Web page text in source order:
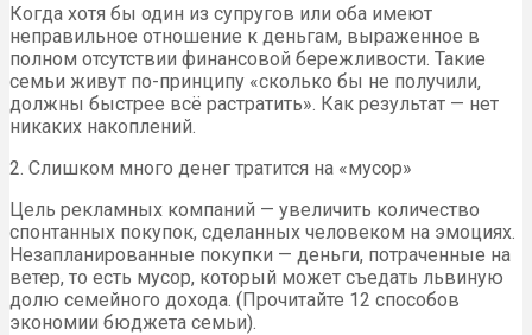
Когда хотя бы один из супругов или оба имеют
неправильное отношение к деньгам, выраженное в
полном отсутствии финансовой бережливости. Такие
семьи живут по-принципу «сколько бы не получили,
должны быстрее всё растратить». Как результат — нет
никаких накоплений.
2. Слишком много денег тратится на «мусор»
Цель рекламных компаний — увеличить количество
спонтанных покупок, сделанных человеком на эмоциях.
Незапланированные покупки — деньги, потраченные на
ветер, то есть мусор, который может съедать львиную
долю семейного дохода. (Прочитайте 12 способов
экономии бюджета семьи).